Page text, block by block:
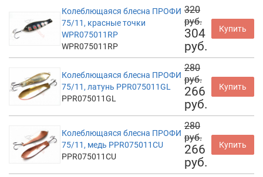
Колеблющаяся блесна ПРОФИ
75/11, красные точки
WPR075011RP
WPR075011RP
320
руб.
304
руб.
Купить
Колеблющаяся блесна ПРОФИ
75/11, латунь PPR075011GL
PPR075011GL
280
руб.
266
руб.
Купить
Колеблющаяся блесна ПРОФИ
75/11, медь PPR075011CU
PPR075011CU
280
руб.
266
руб.
Купить